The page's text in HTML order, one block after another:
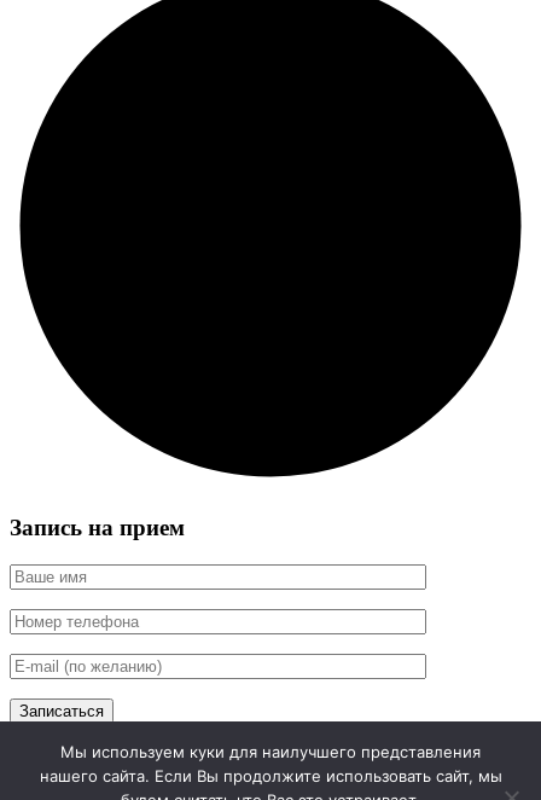
Запись на прием
Записаться
Отправляя заявку, я соглашаюсь сполитикой
конфиденциальности
Мы используем куки для наилучшего представления
нашего сайта. Если Вы продолжите использовать сайт, мы